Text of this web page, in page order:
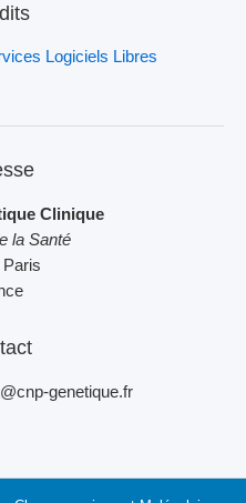
Logiciels Libres
Clinique
la Santé
Paris
genetique.fr